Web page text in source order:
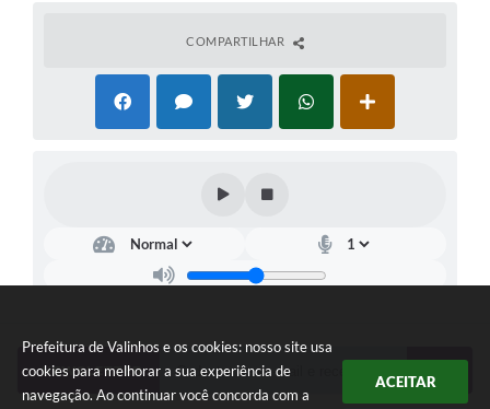
Prefeitura de Valinhos e os cookies: nosso site usa
cookies para melhorar a sua experiência de
navegação. Ao continuar você concorda com a
ACEITAR
COMPARTILHAR
NEWSLETTER